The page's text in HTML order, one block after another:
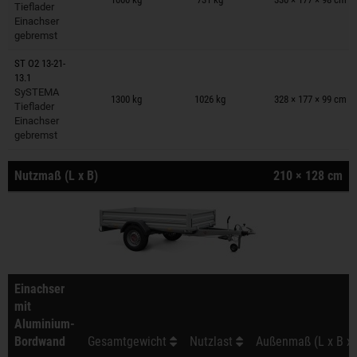
Tieflader
Einachser
gebremst
ST O2 13-21-
13.1
SySTEMA
Tieflader
Einachser
gebremst
1300 kg 1026 kg 328 × 177 × 99 cm
Anhänger auf Merkzettel
Nutzmaß (L x B) 210 × 128 cm
Einachser
mit
Aluminium-
Bordwand
Gesamtgewicht Nutzlast Außenmaß (L x B x